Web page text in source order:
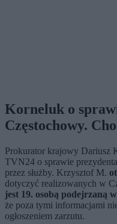
Korneluk o
Częstochowy.
Prokurator krajowy Dariusz
TVN24 o sprawie
przez służby. Krzysztof M.
dotyczyć realizowanych w
jest 19. osobą podejrzaną
że poza tymi informacjami
ogłoszeniem zarzutu.